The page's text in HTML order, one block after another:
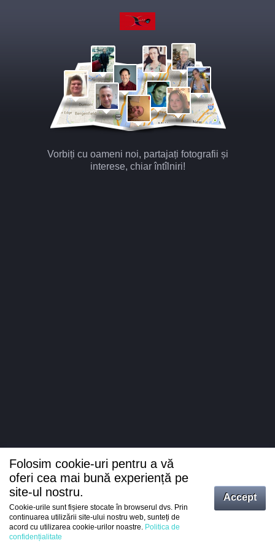
Vorbiți cu oameni noi, partajați fotografii și
interese, chiar întîlniri!
Intrați
Folosim cookie-uri pentru a vă
oferi cea mai bună experiență pe
site-ul nostru.
Cookie-urile sunt fișiere stocate în browserul dvs. Prin
continuarea utilizării site-ului nostru web, sunteți de
acord cu utilizarea cookie-urilor noastre. Politica de
confidențialitate
Accept